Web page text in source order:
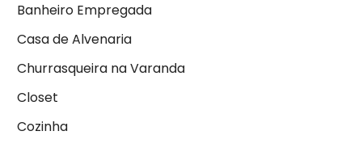
Banheiro Empregada
Casa de Alvenaria
Churrasqueira na Varanda
Closet
Cozinha